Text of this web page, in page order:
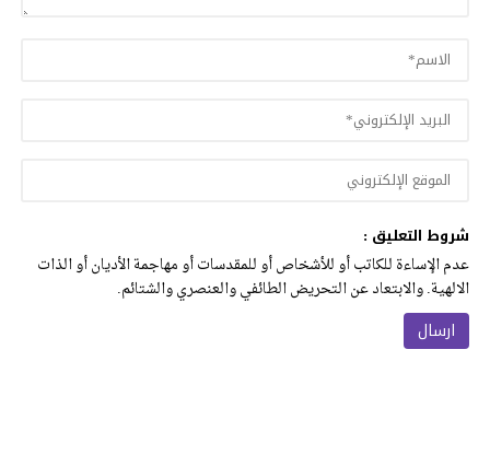
شروط التعليق :
عدم الإساءة للكاتب أو للأشخاص أو للمقدسات أو مهاجمة الأديان أو الذات
الالهية. والابتعاد عن التحريض الطائفي والعنصري والشتائم.